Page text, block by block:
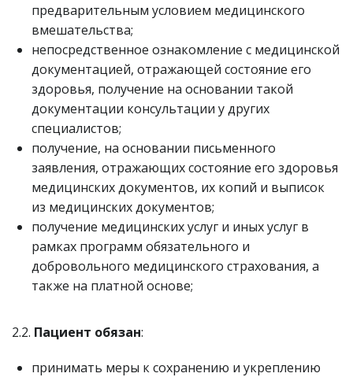
предварительным условием медицинского
вмешательства;
непосредственное ознакомление с медицинской
документацией, отражающей состояние его
здоровья, получение на основании такой
документации консультации у других
специалистов;
получение, на основании письменного
заявления, отражающих состояние его здоровья
медицинских документов, их копий и выписок
из медицинских документов;
получение медицинских услуг и иных услуг в
рамках программ обязательного и
добровольного медицинского страхования, а
также на платной основе;
2.2. Пациент обязан:
принимать меры к сохранению и укреплению